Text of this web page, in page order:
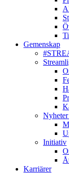
Gemenskap
Initiativ
Karriärer